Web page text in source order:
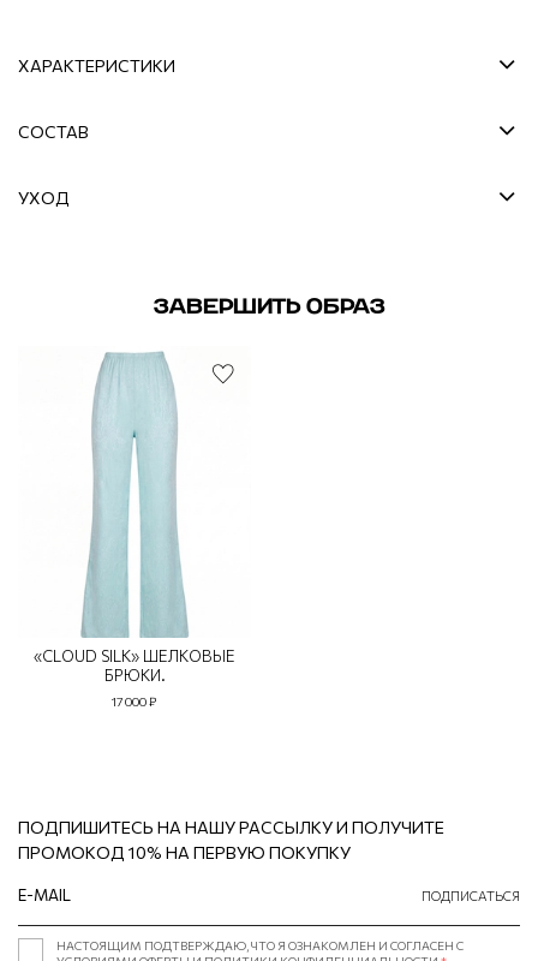
ХАРАКТЕРИСТИКИ
СОСТАВ
УХОД
ЗАВЕРШИТЬ ОБРАЗ
«CLOUD SILK» ШЕЛКОВЫЕ
БРЮКИ.
17 000 ₽
ПОДПИШИТЕСЬ НА НАШУ РАССЫЛКУ И ПОЛУЧИТЕ
ПРОМОКОД 10% НА ПЕРВУЮ ПОКУПКУ
ПОДПИСАТЬСЯ
НАСТОЯЩИМ ПОДТВЕРЖДАЮ, ЧТО Я ОЗНАКОМЛЕН И СОГЛАСЕН С